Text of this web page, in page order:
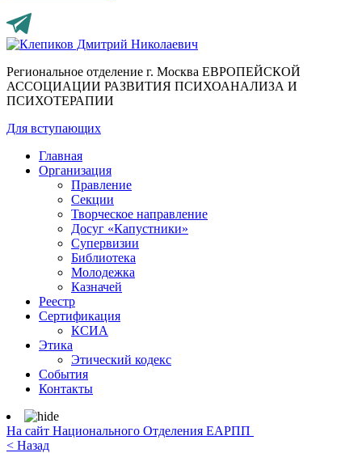
Региональное отделение г. Москва ЕВРОПЕЙСКОЙ
АССОЦИАЦИИ РАЗВИТИЯ ПСИХОАНАЛИЗА И
ПСИХОТЕРАПИИ
Для вступающих
Главная
Организация
Правление
Секции
Творческое направление
Досуг «Капустники»
Супервизии
Библиотека
Молодежка
Казначей
Реестр
Сертификация
КСИА
Этика
Этический кодекс
События
Контакты
На сайт Национального Отделения ЕАРПП
< Назад